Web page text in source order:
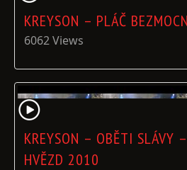
KREYSON – PLÁČ
6062 Views
KREYSON – OBĚTI SLÁVY
HVĚZD 2010